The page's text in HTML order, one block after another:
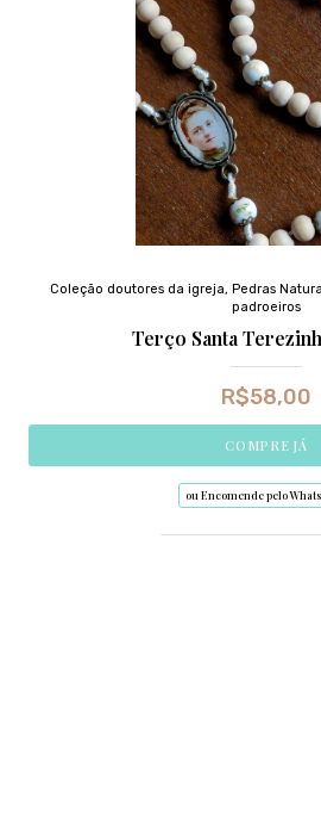
Coleção doutores da igreja, Pedras
padroeiros
Terço Santa
R$58,00
COMPRE JÁ
ou Encomende pelo